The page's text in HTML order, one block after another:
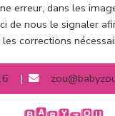
erreur, dans les
de nous le signaler
corrections
|